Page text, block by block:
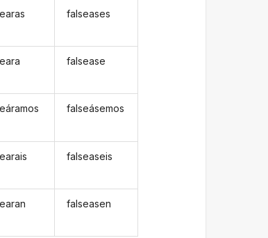
falseases
falsease
falseásemos
falseaseis
falseasen